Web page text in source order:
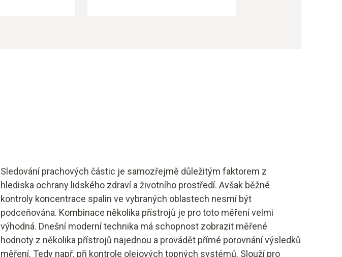
Sledování prachových částic je samozřejmě důležitým faktorem z
hlediska ochrany lidského zdraví a životního prostředí. Avšak běžné
kontroly koncentrace spalin ve vybraných oblastech nesmí být
podceňována. Kombinace několika přístrojů je pro toto měření velmi
výhodná. Dnešní moderní technika má schopnost zobrazit měřené
hodnoty z několika přístrojů najednou a provádět přímé porovnání výsledků
měření. Tedy např. při kontrole olejových topných systémů. Slouží pro